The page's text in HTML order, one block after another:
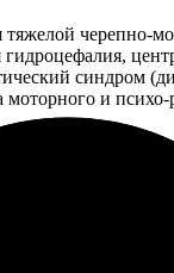
тяжелой черепно-
гидроцефалия,
синдром
моторного и психо-